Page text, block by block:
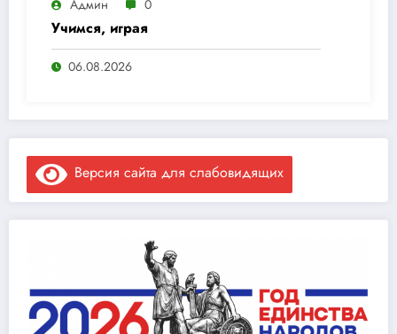
Админ 0
Учимся, играя
06.08.2026
Версия сайта для слабовидящих